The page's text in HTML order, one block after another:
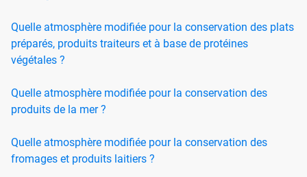
Quelle atmosphère modifiée pour la conservation des plats
préparés, produits traiteurs et à base de protéines
végétales ?
Quelle atmosphère modifiée pour la conservation des
produits de la mer ?
Quelle atmosphère modifiée pour la conservation des
fromages et produits laitiers ?